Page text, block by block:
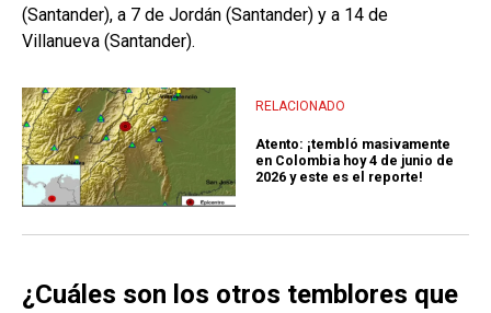
(Santander), a 7 de Jordán (Santander) y a 14 de
Villanueva (Santander).
RELACIONADO
Atento: ¡tembló masivamente
en Colombia hoy 4 de junio de
2026 y este es el reporte!
¿Cuáles son los otros temblores que